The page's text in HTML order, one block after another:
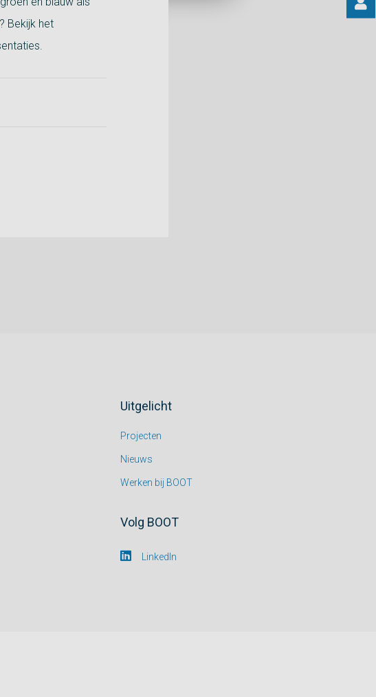
Bekijk het
Uitgelicht
Projecten
Nieuws
Werken bij BOOT
Volg BOOT
LinkedIn